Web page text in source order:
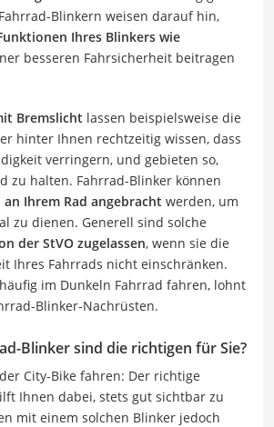
Blinkern weisen darauf hin,
Ihres Blinkers wie
besseren Fahrsicherheit beitragen
Bremslicht lassen beispielsweise die
hinter Ihnen rechtzeitig wissen, dass
verringern, und gebieten so,
zu halten. Fahrrad-Blinker können
Ihrem Rad angebracht werden, um
zu dienen. Generell sind solche
der StVO zugelassen, wenn sie die
Ihres Fahrrads nicht einschränken.
im Dunkeln Fahrrad fahren, lohnt
Blinker-Nachrüsten.
Blinker sind die richtigen für Sie?
City-Bike fahren: Der richtige
Ihnen dabei, stets gut sichtbar zu
mit einem solchen Blinker jedoch